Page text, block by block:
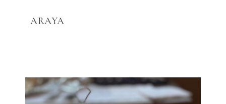
ARAYA